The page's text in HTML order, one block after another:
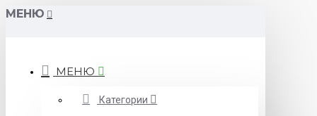
МЕНЮ
МЕНЮ
Категории